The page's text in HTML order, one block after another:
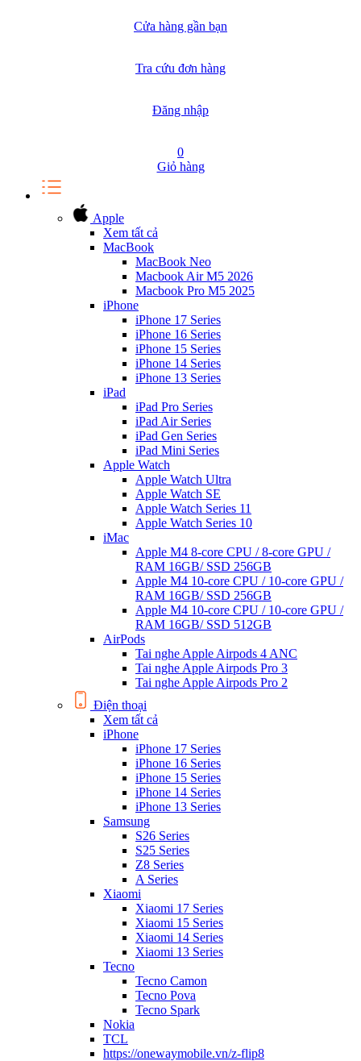
Cửa hàng gần bạn
Tra cứu đơn hàng
Đăng nhập
0
Giỏ hàng
Apple
Xem tất cả
MacBook
MacBook Neo
Macbook Air M5 2026
Macbook Pro M5 2025
iPhone
iPhone 17 Series
iPhone 16 Series
iPhone 15 Series
iPhone 14 Series
iPhone 13 Series
iPad
iPad Pro Series
iPad Air Series
iPad Gen Series
iPad Mini Series
Apple Watch
Apple Watch Ultra
Apple Watch SE
Apple Watch Series 11
Apple Watch Series 10
iMac
Apple M4 8-core CPU / 8-core GPU /
RAM 16GB/ SSD 256GB
Apple M4 10-core CPU / 10-core GPU /
RAM 16GB/ SSD 256GB
Apple M4 10-core CPU / 10-core GPU /
RAM 16GB/ SSD 512GB
AirPods
Tai nghe Apple Airpods 4 ANC
Tai nghe Apple Airpods Pro 3
Tai nghe Apple Airpods Pro 2
Điện thoại
Xem tất cả
iPhone
iPhone 17 Series
iPhone 16 Series
iPhone 15 Series
iPhone 14 Series
iPhone 13 Series
Samsung
S26 Series
S25 Series
Z8 Series
A Series
Xiaomi
Xiaomi 17 Series
Xiaomi 15 Series
Xiaomi 14 Series
Xiaomi 13 Series
Tecno
Tecno Camon
Tecno Pova
Tecno Spark
Nokia
TCL
https://onewaymobile.vn/z-flip8